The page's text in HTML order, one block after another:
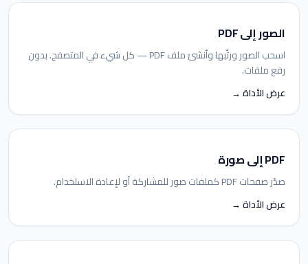
الصور إلى PDF
اسحب الصور ورتّبها وأنشئ ملف PDF — كل شيء في المتصفح. بدون
رفع ملفات.
عرض الأداة →
PDF إلى صورة
صدّر صفحات PDF كملفات صور للمشاركة أو لإعادة الاستخدام.
عرض الأداة →